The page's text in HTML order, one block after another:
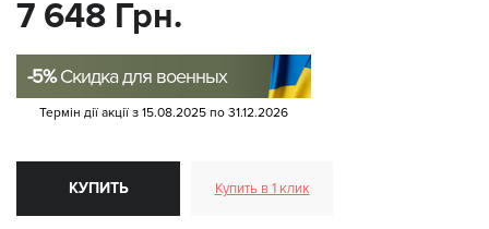
7 648 Грн.
-5%Скидка для военных
Термін дії акції з 15.08.2025 по 31.12.2026
КУПИТЬ Купить в 1 клик